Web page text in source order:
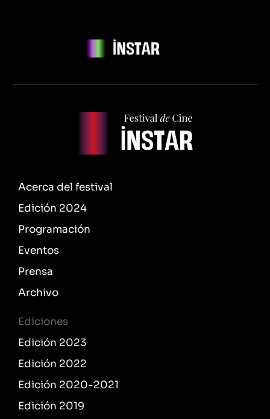
Acerca del festival
Edición 2024
Programación
Eventos
Prensa
Archivo
Ediciones
Edición 2023
Edición 2022
Edición 2020-2021
Edición 2019